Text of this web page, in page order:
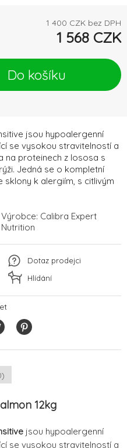
jsou hypoalergenní
se vysokou stravitelností a
na proteinech z lososa s
Jedná se o kompletní
k alergiím, s citlivým
1 400 CZK bez DPH
1 568 CZK
Do košíku
Výrobce: Calibra Expert
Nutrition
Dotaz prodejci
Hlídání
12kg
jsou hypoalergenní
se vysokou stravitelností a